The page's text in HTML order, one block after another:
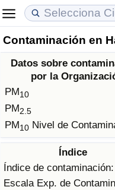
Contaminación en
Datos sobre
por la
PM10
PM2.5
PM10 Nivel de
Índice
Índice de contaminación:
Escala Exp. de
Coste de vida
Índice de Costo de
Índice de Costo de Vida
en aqaba
Precios de las
Índice de Precios de
Índice de Precios de
Calidad de Vida
Índice de Calidad de
Índice de Calidad de
Delincuencia